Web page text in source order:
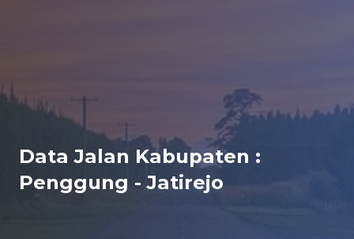
Data Jalan Kabupaten :
Penggung - Jatirejo